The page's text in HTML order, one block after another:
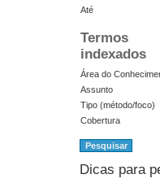
Até
Termos
indexados
Área do
Assunto
Tipo (método/foco)
Cobertura
Dicas para